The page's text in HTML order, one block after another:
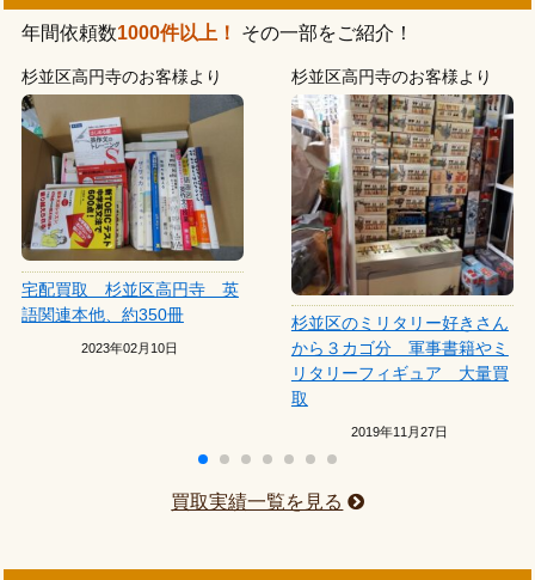
年間依頼数1000件以上！ その一部をご紹介！
杉並区高円寺のお客様より
宅配買取 杉並区高円寺 英
語関連本他、約350冊
2023年02月10日
杉並区高円寺のお客様より
杉並区のミリタリー好きさん
から３カゴ分 軍事書籍やミ
リタリーフィギュア 大量買
取
2019年11月27日
買取実績一覧を見る